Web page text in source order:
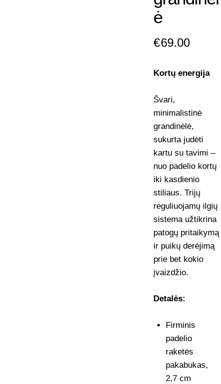
ė
€69.00
Kortų energija
Švari,
minimalistinė
grandinėlė,
sukurta judėti
kartu su tavimi –
nuo padelio kortų
iki kasdienio
stiliaus. Trijų
reguliuojamų ilgių
sistema užtikrina
patogų pritaikymą
ir puikų derėjimą
prie bet kokio
įvaizdžio.
Detalės:
Firminis
padelio
raketės
pakabukas,
2,7 cm